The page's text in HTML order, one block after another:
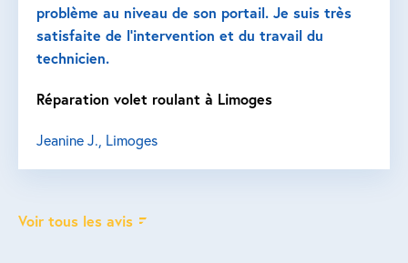
problème au niveau de son portail. Je suis très
satisfaite de l’intervention et du travail du
technicien.
Réparation volet roulant à Limoges
Jeanine J., Limoges
Voir tous les avis